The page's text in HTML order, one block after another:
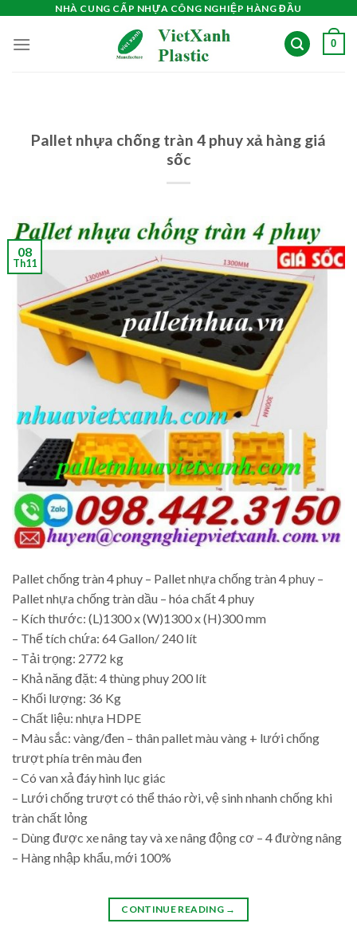
content
NHÀ CUNG CẤP NHỰA CÔNG NGHIỆP HÀNG ĐẦU
0
Pallet nhựa chống tràn 4 phuy xả hàng giá
sốc
08
Th11
Pallet chống tràn 4 phuy – Pallet nhựa chống tràn 4 phuy –
Pallet nhựa chống tràn dầu – hóa chất 4 phuy
– Kích thước: (L)1300 x (W)1300 x (H)300 mm
– Thể tích chứa: 64 Gallon/ 240 lít
– Tải trọng: 2772 kg
– Khả năng đặt: 4 thùng phuy 200 lít
– Khối lượng: 36 Kg
– Chất liệu: nhựa HDPE
– Màu sắc: vàng/đen – thân pallet màu vàng + lưới chống
trượt phía trên màu đen
– Có van xả đáy hình lục giác
– Lưới chống trượt có thể tháo rời, vệ sinh nhanh chống khi
tràn chất lỏng
– Dùng được xe nâng tay và xe nâng động cơ – 4 đường nâng
– Hàng nhập khẩu, mới 100%
CONTINUE READING →